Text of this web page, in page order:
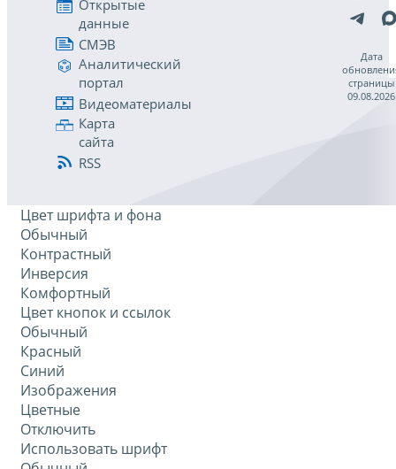
Открытые
данные
СМЭВ
Аналитический
портал
Видеоматериалы
Карта
сайта
RSS
Дата
страницы
09.08.2026
Цвет шрифта и фона
Обычный
Контрастный
Инверсия
Комфортный
Цвет кнопок и ссылок
Обычный
Красный
Синий
Изображения
Цветные
Отключить
Использовать шрифт